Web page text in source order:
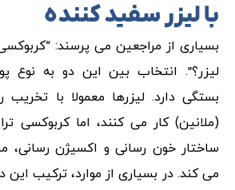
با لیزر سفید کننده
بسیاری از مراجعین می پرسند:
لیزر؟”. انتخاب بین این دو به
بستگی دارد. لیزرها معمولا با
(ملانین) کار می کنند، اما کربوکسی
ساختار خون رسانی و اکسیژن رسانی،
می کند. در بسیاری از موارد، ترکیب این